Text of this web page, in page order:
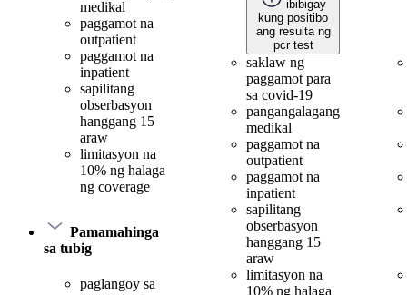
medikal
paggamot na
outpatient
paggamot na
inpatient
sapilitang
obserbasyon
hanggang 15
araw
limitasyon na
10% ng halaga
ng coverage
Pamamahinga
sa tubig
paglangoy sa
ibibigay
kung positibo
ang resulta ng
pcr test
saklaw ng
paggamot para
sa covid-19
pangangalagang
medikal
paggamot na
outpatient
paggamot na
inpatient
sapilitang
obserbasyon
hanggang 15
araw
limitasyon na
10% ng halaga